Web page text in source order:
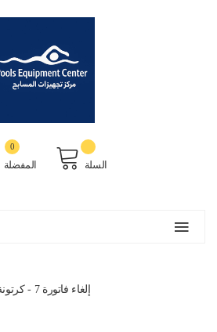
المفضلة
0
السلة
إلغاء فاتورة 7 - كرتونة 48 حبة